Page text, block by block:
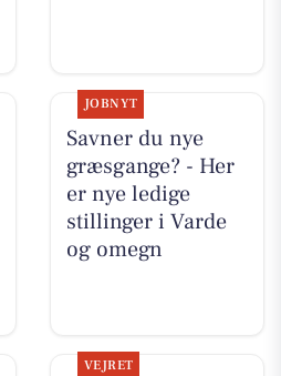
JOBNYT
Savner du nye
græsgange? - Her
er nye ledige
stillinger i Varde
og omegn
VEJRET